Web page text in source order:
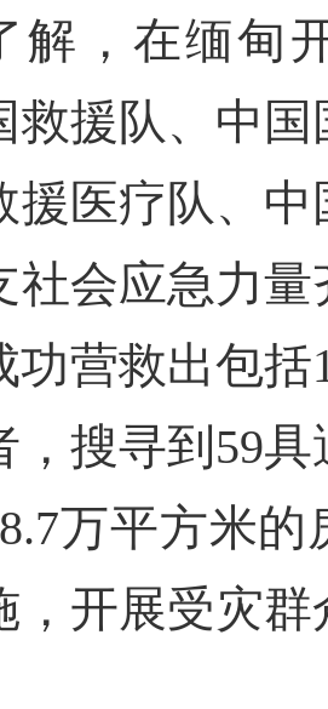
解，在缅甸
救援队、中
援医疗队、
社会应急力
功营救出包括
，搜寻到59
万平方米
，开展受灾群